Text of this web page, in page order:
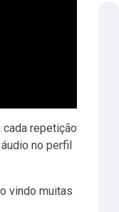
cada repetição
no perfil
vindo muitas